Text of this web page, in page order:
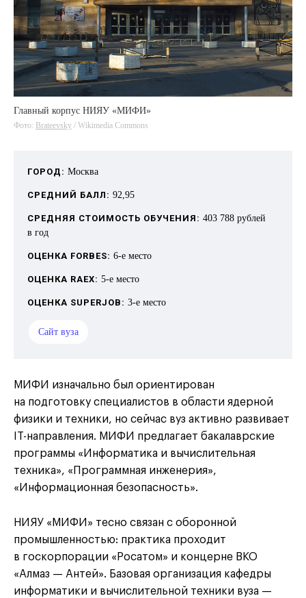
Главный корпус НИЯУ «МИФИ»
Фото: Brateevsky / Wikimedia Commons
ГОРОД: Москва
СРЕДНИЙ БАЛЛ: 92,95
СРЕДНЯЯ СТОИМОСТЬ ОБУЧЕНИЯ: 403 788 рублей
в год
ОЦЕНКА FORBES: 6-е место
ОЦЕНКА RAEX: 5-е место
ОЦЕНКА SUPERJOB: 3-е место
Сайт вуза
МИФИ изначально был ориентирован
на подготовку специалистов в области ядерной
физики и техники, но сейчас вуз активно развивает
IT-направления. МИФИ предлагает бакалаврские
программы «Информатика и вычислительная
техника», «Программная инженерия»,
«Информационная безопасность».
НИЯУ «МИФИ» тесно связан с оборонной
промышленностью: практика проходит
в госкорпорации «Росатом» и концерне ВКО
«Алмаз — Антей». Базовая организация кафедры
информатики и вычислительной техники вуза —